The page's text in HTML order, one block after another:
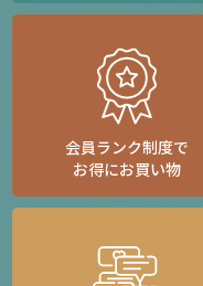
会員ランク制度で
お得にお買い物